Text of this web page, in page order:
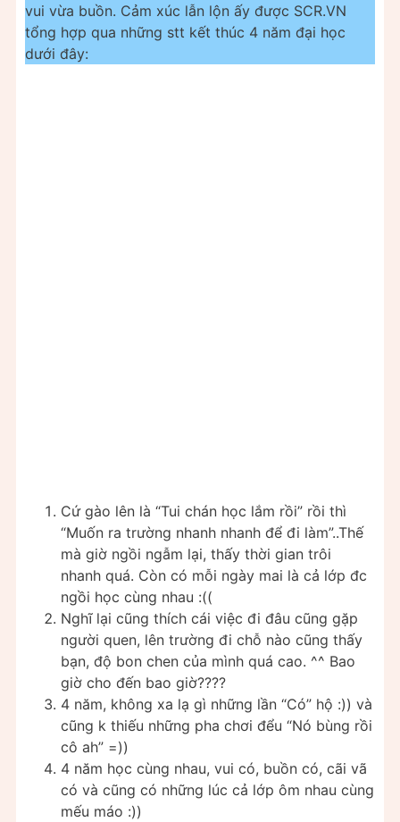
vui vừa buồn. Cảm xúc lẫn lộn ấy được SCR.VN
tổng hợp qua những stt kết thúc 4 năm đại học
dưới đây:
Cứ gào lên là “Tui chán học lắm rồi” rồi thì
“Muốn ra trường nhanh nhanh để đi làm”..Thế
mà giờ ngồi ngẫm lại, thấy thời gian trôi
nhanh quá. Còn có mỗi ngày mai là cả lớp đc
ngồi học cùng nhau :((
Nghĩ lại cũng thích cái việc đi đâu cũng gặp
người quen, lên trường đi chỗ nào cũng thấy
bạn, độ bon chen của mình quá cao. ^^ Bao
giờ cho đến bao giờ????
4 năm, không xa lạ gì những lần “Có” hộ :)) và
cũng k thiếu những pha chơi đểu “Nó bùng rồi
cô ah” =))
4 năm học cùng nhau, vui có, buồn có, cãi vã
có và cũng có những lúc cả lớp ôm nhau cùng
mếu máo :))